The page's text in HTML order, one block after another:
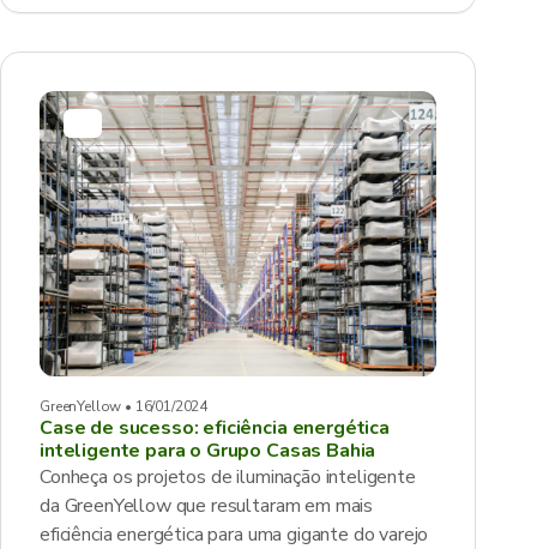
GreenYellow • 16/01/2024
Case de sucesso: eficiência energética
inteligente para o Grupo Casas Bahia
Conheça os projetos de iluminação inteligente
da GreenYellow que resultaram em mais
eficiência energética para uma gigante do varejo